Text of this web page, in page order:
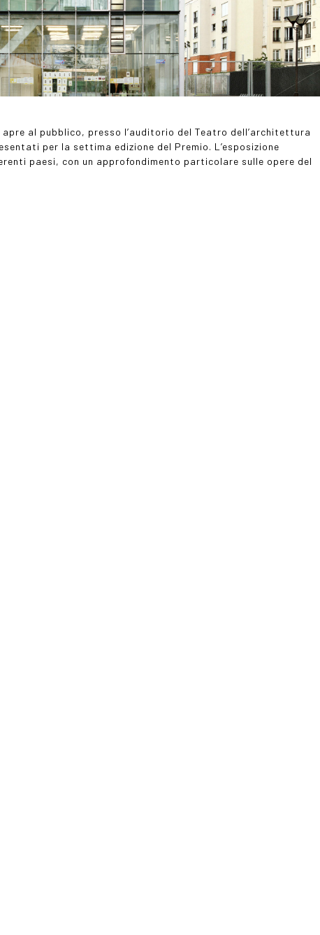
al pubblico, presso l’auditorio del Teatro dell’architettura
per la settima edizione del Premio. L’esposizione
paesi, con un approfondimento particolare sulle opere del